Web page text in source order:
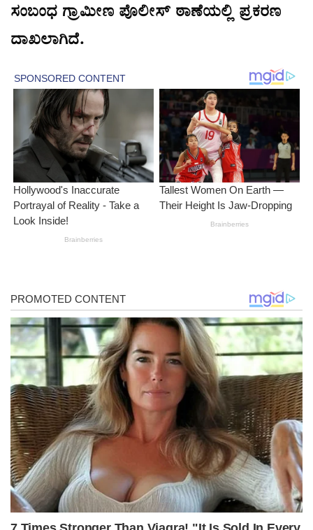
ಸಂಬಂಧ ಗ್ರಾಮೀಣ ಪೊಲೀಸ್ ಠಾಣೆಯಲ್ಲಿ ಪ್ರಕರಣ
ದಾಖಲಾಗಿದೆ.